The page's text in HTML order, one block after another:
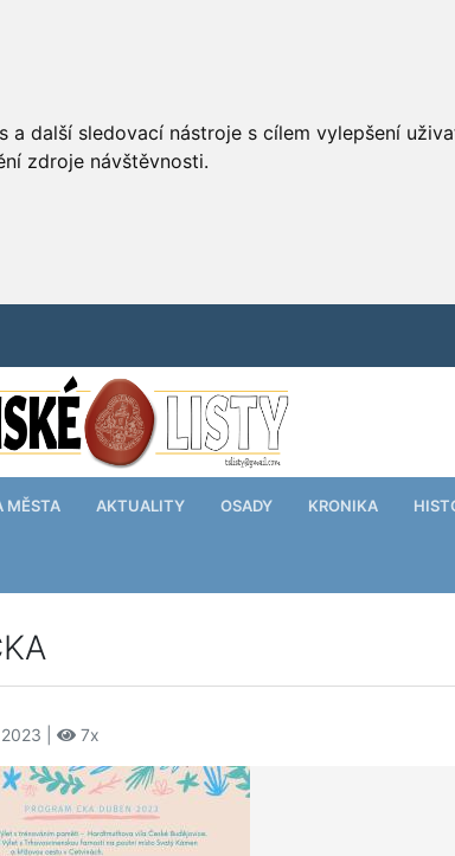
další sledovací nástroje s cílem vylepšení
zdroje návštěvnosti.
MĚSTA AKTUALITY OSADY KRONIKA
| 7x